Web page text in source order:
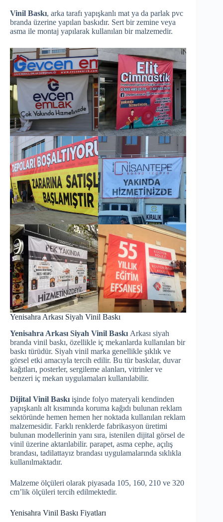
Vinil Baskı, arka tarafı yapışkanlı mat ya da parlak pvc
branda üzerine yapılan baskıdır. Sert bir zemine veya
asma ile montaj yapılarak kullanılan bir malzemedir.
Yenisahra Arkası Siyah Vinil Baskı
Yenisahra Arkası Siyah Vinil Baskı Arkası siyah
branda vinil baskı, özellikle iç mekanlarda kullanılan bir
baskı türüdür. Siyah vinil marka genellikle şıklık ve
görsel etki amacıyla tercih edilir. Bu tür baskılar, duvar
kağıtları, posterler, sergileme alanları, vitrinler ve
benzeri iç mekan uygulamaları kullanılabilir.
Dijital Vinil Baskı işinde folyo materyali kendinden
yapışkanlı alt kısımında koruma kağıdı bulunan reklam
sektöründe hemen hemen her noktada kullanılan reklam
malzemesidir. Farklı renklerde fabrikasyon üretimi
bulunan modellerinin yanı sıra, istenilen dijital görsel de
vinil üzerine aktarılabilir. parapet, asma cephe, açılış
brandası, tadilattayız brandası uygulamalarında sıklıkla
kullanılmaktadır.
Malzeme ölçüleri olarak piyasada 105, 160, 210 ve 320
cm’lik ölçüleri tercih edilmektedir.
Yenisahra Vinil Baskı Fiyatları